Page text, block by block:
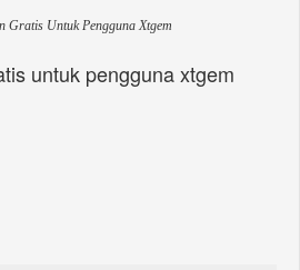
Gratis Untuk Pengguna Xtgem
untuk pengguna xtgem